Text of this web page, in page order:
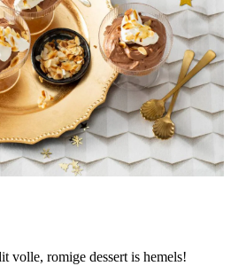
volle, romige dessert is hemels!